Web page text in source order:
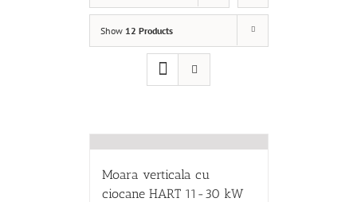
Show 12 Products
Moara verticala cu
ciocane HART 11-30 kW